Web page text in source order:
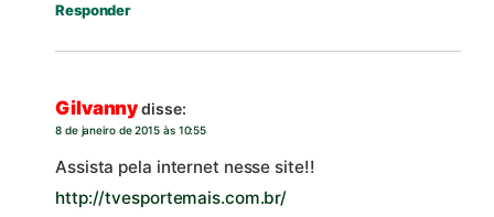
Responder
Gilvannydisse:
8 de janeiro de 2015 às 10:55
Assista pela internet nesse site!!
http://tvesportemais.com.br/